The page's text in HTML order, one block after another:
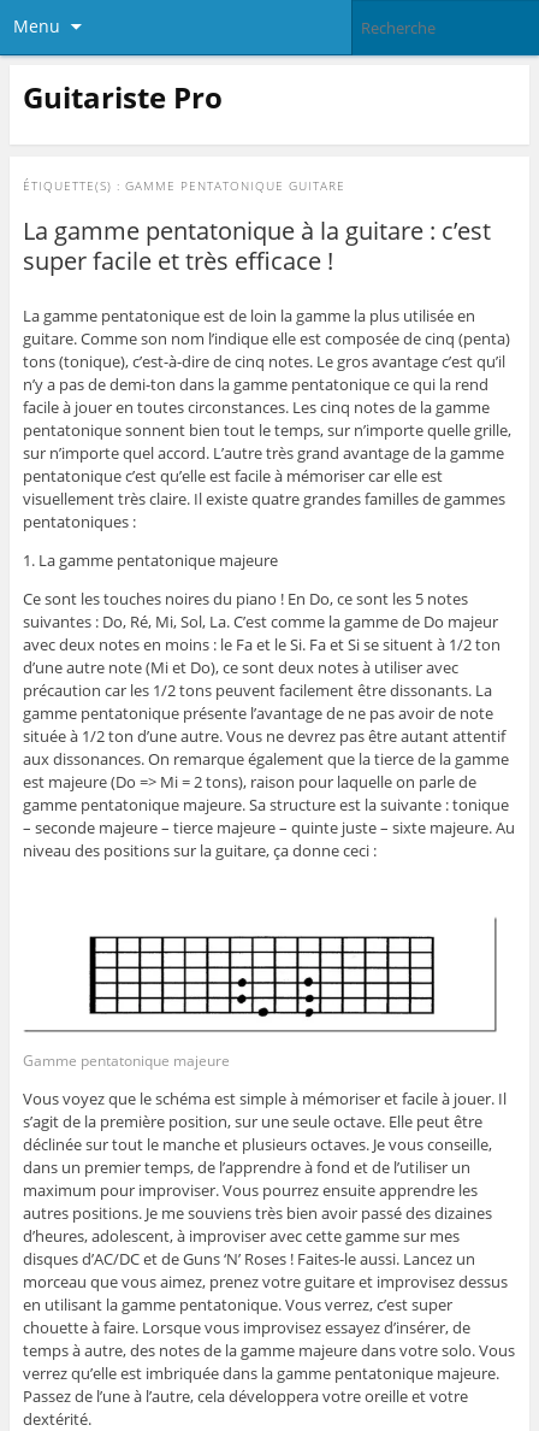
Menu
Guitariste Pro
ÉTIQUETTE(S) : GAMME PENTATONIQUE GUITARE
La gamme pentatonique à la guitare : c’est
super facile et très efficace !
La gamme pentatonique est de loin la gamme la plus utilisée en
guitare. Comme son nom l’indique elle est composée de cinq (penta)
tons (tonique), c’est-à-dire de cinq notes. Le gros avantage c’est qu’il
n’y a pas de demi-ton dans la gamme pentatonique ce qui la rend
facile à jouer en toutes circonstances. Les cinq notes de la gamme
pentatonique sonnent bien tout le temps, sur n’importe quelle grille,
sur n’importe quel accord. L’autre très grand avantage de la gamme
pentatonique c’est qu’elle est facile à mémoriser car elle est
visuellement très claire. Il existe quatre grandes familles de gammes
pentatoniques :
1. La gamme pentatonique majeure
Ce sont les touches noires du piano ! En Do, ce sont les 5 notes
suivantes : Do, Ré, Mi, Sol, La. C’est comme la gamme de Do majeur
avec deux notes en moins : le Fa et le Si. Fa et Si se situent à 1/2 ton
d’une autre note (Mi et Do), ce sont deux notes à utiliser avec
précaution car les 1/2 tons peuvent facilement être dissonants. La
gamme pentatonique présente l’avantage de ne pas avoir de note
située à 1/2 ton d’une autre. Vous ne devrez pas être autant attentif
aux dissonances. On remarque également que la tierce de la gamme
est majeure (Do => Mi = 2 tons), raison pour laquelle on parle de
gamme pentatonique majeure. Sa structure est la suivante : tonique
– seconde majeure – tierce majeure – quinte juste – sixte majeure. Au
niveau des positions sur la guitare, ça donne ceci :
Gamme pentatonique majeure
Vous voyez que le schéma est simple à mémoriser et facile à jouer. Il
s’agit de la première position, sur une seule octave. Elle peut être
déclinée sur tout le manche et plusieurs octaves. Je vous conseille,
dans un premier temps, de l’apprendre à fond et de l’utiliser un
maximum pour improviser. Vous pourrez ensuite apprendre les
autres positions. Je me souviens très bien avoir passé des dizaines
d’heures, adolescent, à improviser avec cette gamme sur mes
disques d’AC/DC et de Guns ‘N’ Roses ! Faites-le aussi. Lancez un
morceau que vous aimez, prenez votre guitare et improvisez dessus
en utilisant la gamme pentatonique. Vous verrez, c’est super
chouette à faire. Lorsque vous improvisez essayez d’insérer, de
temps à autre, des notes de la gamme majeure dans votre solo. Vous
verrez qu’elle est imbriquée dans la gamme pentatonique majeure.
Passez de l’une à l’autre, cela développera votre oreille et votre
dextérité.